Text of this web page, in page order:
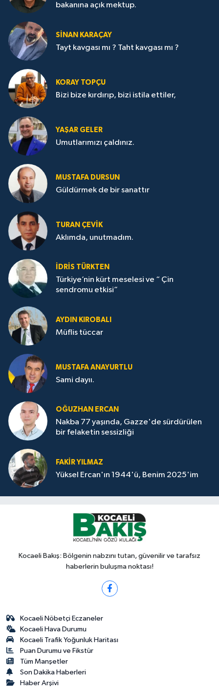
bakanına açık mektup.
SİNAN KARAÇAY
Tayt kavgası mı ? Taht kavgası mı ?
KORAY TOPÇU
Bizi bize kırdırıp, bizi istila ettiler,
YAŞAR GELER
Umutlarımızı çaldınız.
MUSTAFA DURSUN
Güldürmek de bir sanattır
TURAN ÇEVİK
Aklımda, unutmadım.
İDRİS TÜRKTEN
Türkiye’nin kürt meselesi ve “ Çin
sendromu etkisi”
AYDIN KIROBALI
Müflis tüccar
MUSTAFA ANAYURTLU
Sami dayıı.
OĞUZHAN ERCAN
Nakba 77 yaşında, Gazze'de sürdürülen
bir felaketin sessizliği
FAKİR YILMAZ
Yüksel Ercan'ın 1944'ü, Benim 2025'im
Kocaeli Bakış: Bölgenin nabzını tutan, güvenilir ve tarafsız
haberlerin buluşma noktası!
Kocaeli Nöbetçi Eczaneler
Kocaeli Hava Durumu
Kocaeli Trafik Yoğunluk Haritası
Puan Durumu ve Fikstür
Tüm Manşetler
Son Dakika Haberleri
Haber Arşivi